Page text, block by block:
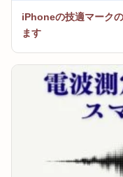
iPhoneの技適マーク
ます